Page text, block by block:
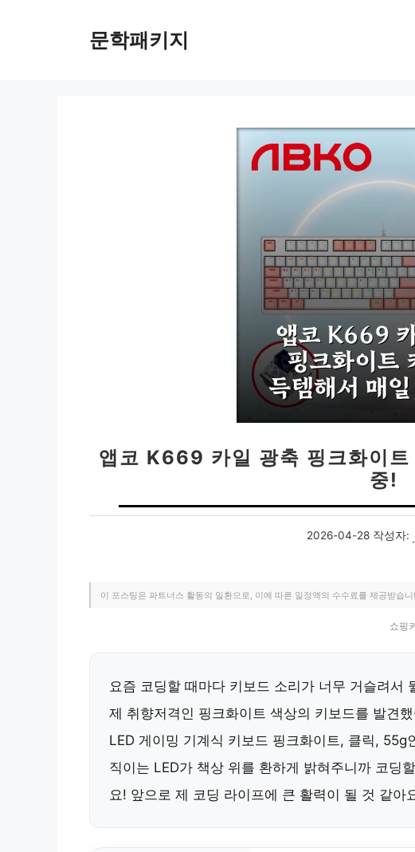
문학패키지
앱코 K669 카일 광축 핑크화이
중!
2026-04-28 작성자:
이 포스팅은 파트너스 활동의 일환으로, 이에 따른 일정액의 수수료를 제공받습니
쇼핑
요즘 코딩할 때마다 키보드 소리가 너무 거슬려서
제 취향저격인 핑크화이트 색상의 키보드를 발견
LED 게이밍 기계식 키보드 핑크화이트, 클릭,
직이는 LED가 책상 위를 환하게 밝혀주니까 코딩
요! 앞으로 제 코딩 라이프에 큰 활력이 될 것 같아